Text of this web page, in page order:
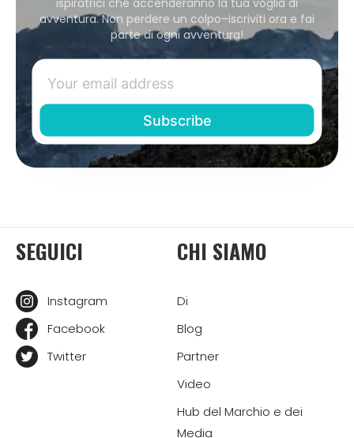
avventura. Non perdere un colpo–iscriviti ora e fai
parte di ogni avventura!
SEGUICI
Instagram
Facebook
Twitter
CHI SIAMO
Di
Blog
Partner
Video
Hub del Marchio e dei
Media